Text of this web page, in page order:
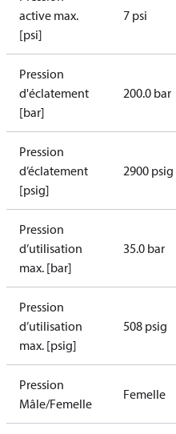
active max.
[psi]
7 psi
Pression
d'éclatement
[bar]
200.0 bar
Pression
d’éclatement
[psig]
2900 psig
Pression
d’utilisation
max. [bar]
35.0 bar
Pression
d’utilisation
max. [psig]
508 psig
Pression
Mâle/Femelle
Femelle